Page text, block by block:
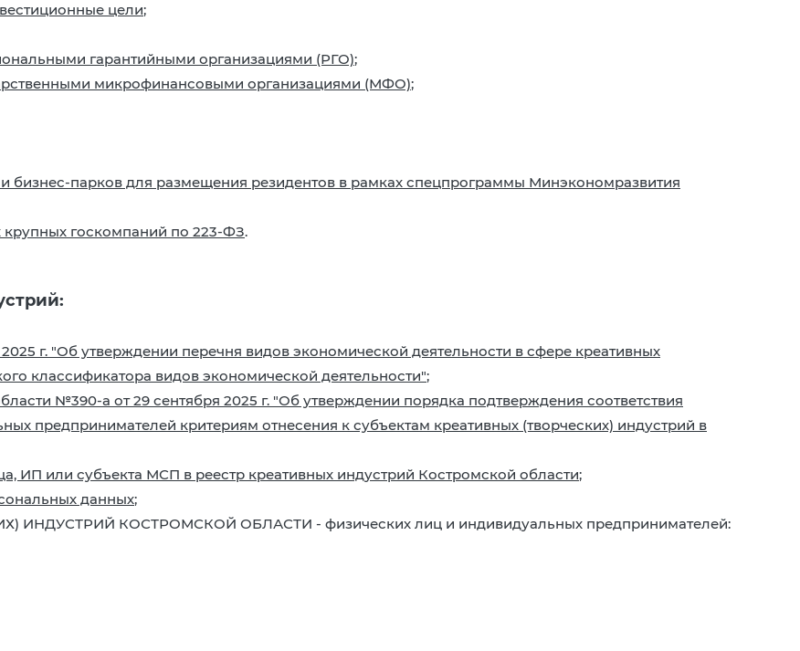
цели;
гарантийными организациями (РГО);
микрофинансовыми организациями (МФО);
бизнес-парков для размещения резидентов в рамках спецпрограммы Минэкономразвития
крупных госкомпаний по 223-ФЗ.
г. "Об утверждении перечня видов экономической деятельности в сфере креативных
классификатора видов экономической деятельности";
№390-а от 29 сентября 2025 г. "Об утверждении порядка подтверждения соответствия
предпринимателей критериям отнесения к субъектам креативных (творческих) индустрий в
ИП или субъекта МСП в реестр креативных индустрий Костромской области;
данных;
ИНДУСТРИЙ КОСТРОМСКОЙ ОБЛАСТИ - физических лиц и индивидуальных предпринимателей: